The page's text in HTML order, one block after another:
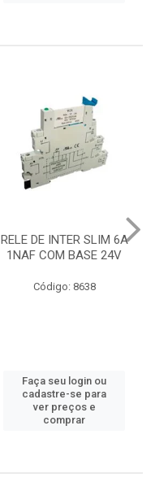
RELE DE INTER SLIM 6A
1NAF COM BASE 24V
Código: 8638
Faça seu login ou
cadastre-se para
ver preços e
comprar